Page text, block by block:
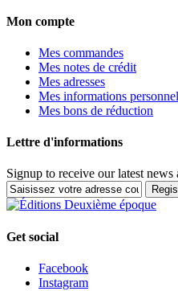
Mon compte
Mes commandes
Mes notes de crédit
Mes adresses
Mes informations
Mes bons de réduction
Lettre d'informations
Signup to receive our latest
Get social
Facebook
Instagram